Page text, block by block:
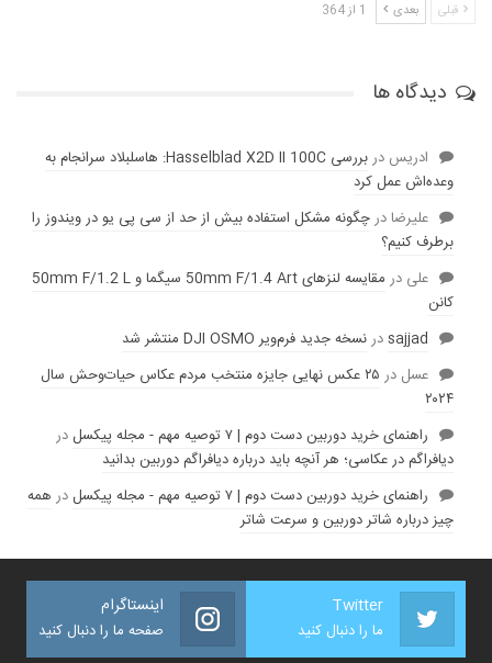
قبلی بعدی 1 از 364
دیدگاه ها
ادریس در
بررسی Hasselblad X2D II 100C: هاسلبلاد سرانجام به
وعده‌‌اش عمل کرد
عليرضادرچگونه مشکل استفاده بیش از حد از سی پی یو در ویندوز را
برطرف کنیم؟
علی در
مقایسه لنز‌های 50mm F/1.4 Art سیگما و 50mm F/1.2 L
کانن
sajjadدرنسخه جدید فرم‌ویر DJI OSMO منتشر شد
عسل در
۲۵ عکس نهایی جایزه منتخب مردم عکاس حیات‌وحش سال
۲۰۲۴
راهنمای خرید دوربین دست دوم | ۷ توصیه مهم - مجله پیکسل
در
دیافراگم در عکاسی؛ هر آنچه باید درباره دیافراگم دوربین بدانید
راهنمای خرید دوربین دست دوم | ۷ توصیه مهم - مجله پیکسل
در همه
چیز درباره شاتر دوربین و سرعت شاتر
Twitter
ما را دنبال کنید
اینستاگرام
صفحه ما را دنبال کنید